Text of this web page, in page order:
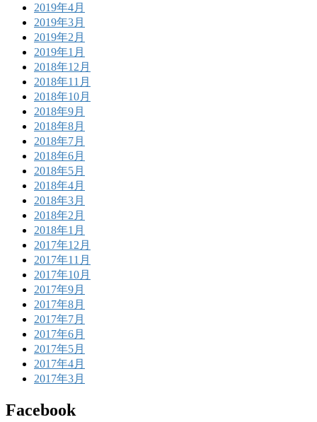
2019年4月
2019年3月
2019年2月
2019年1月
2018年12月
2018年11月
2018年10月
2018年9月
2018年8月
2018年7月
2018年6月
2018年5月
2018年4月
2018年3月
2018年2月
2018年1月
2017年12月
2017年11月
2017年10月
2017年9月
2017年8月
2017年7月
2017年6月
2017年5月
2017年4月
2017年3月
Facebook